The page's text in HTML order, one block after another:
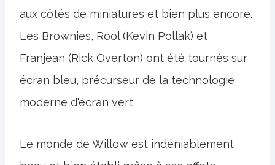
aux côtés de miniatures et bien plus encore.
Les Brownies, Rool (Kevin Pollak) et
Franjean (Rick Overton) ont été tournés sur
écran bleu, précurseur de la technologie
moderne d'écran vert.
Le monde de Willow est indéniablement